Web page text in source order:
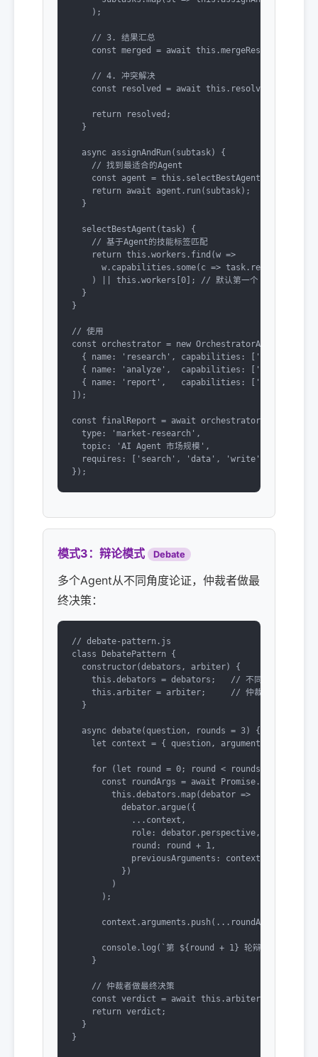
    );
    // 3. 结果汇总
const merged = await
    // 4. 冲突解决
const resolved = await
    return resolved;
  }
  async assignAndRun(subtask) {
    // 找到最适合的Agent
    const agent = this.selectBestAgent(subtask);
    return await agent.run(subtask);
  }
  selectBestAgent(task) {
    // 基于Agent的技能标签匹配
    return this.workers.find(w =>
w.capabilities.some(c =>
    ) || this.workers[0]; // 默认第一个
  }
}
// 使用
const orchestrator = new OrchestratorAgent([
{ name: 'research', capabilities: ['search',
{ name: 'analyze',  capabilities: ['data',
{ name: 'report',   capabilities: ['write',
]);
const finalReport = await orchestrator.run({
  type: 'market-research',
  topic: 'AI Agent 市场规模',
  requires: ['search', 'data', 'write']
});
模式3：辩论模式 Debate
多个Agent从不同角度论证，仲裁者做最
终决策：
// debate-pattern.js
class DebatePattern {
  constructor(debators, arbiter) {
this.debators = debators;   // 不同角色的辩论
    this.arbiter = arbiter;     // 仲裁Agent
  }
  async debate(question, rounds = 3) {
let context = { question, arguments: [],
for (let round = 0; round < rounds; round++)
      const roundArgs = await Promise.all(
        this.debators.map(debator =>
          debator.argue({
            ...context,
            role: debator.perspective,
            round: round + 1,
previousArguments:
          })
        )
      );
      context.arguments.push(...roundArgs);
      console.log(`第 ${round + 1} 轮辩论完成`);
    }
    // 仲裁者做最终决策
const verdict = await
    return verdict;
  }
}